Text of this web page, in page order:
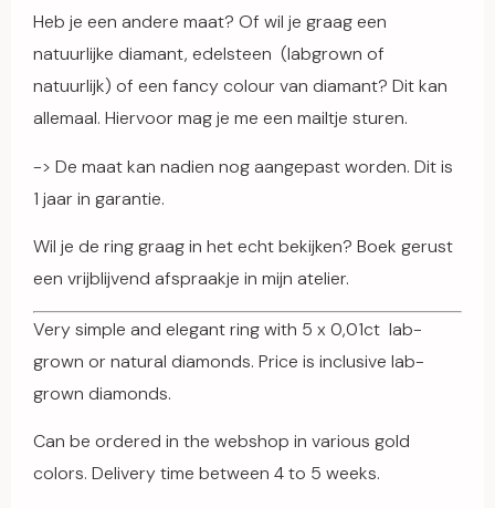
Heb je een andere maat? Of wil je graag een
natuurlijke diamant, edelsteen (labgrown of
natuurlijk) of een fancy colour van diamant? Dit kan
allemaal. Hiervoor mag je me een mailtje sturen.
-> De maat kan nadien nog aangepast worden. Dit is
1 jaar in garantie.
Wil je de ring graag in het echt bekijken? Boek gerust
een vrijblijvend afspraakje in mijn atelier.
Very simple and elegant ring with 5 x 0,01ct lab-
grown or natural diamonds. Price is inclusive lab-
grown diamonds.
Can be ordered in the webshop in various gold
colors. Delivery time between 4 to 5 weeks.